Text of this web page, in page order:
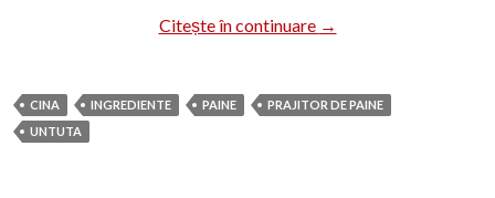
Citește în continuare Paine prajita cu ….
→
CINA INGREDIENTE PAINE
PRAJITOR DE PAINE
UNTUTA